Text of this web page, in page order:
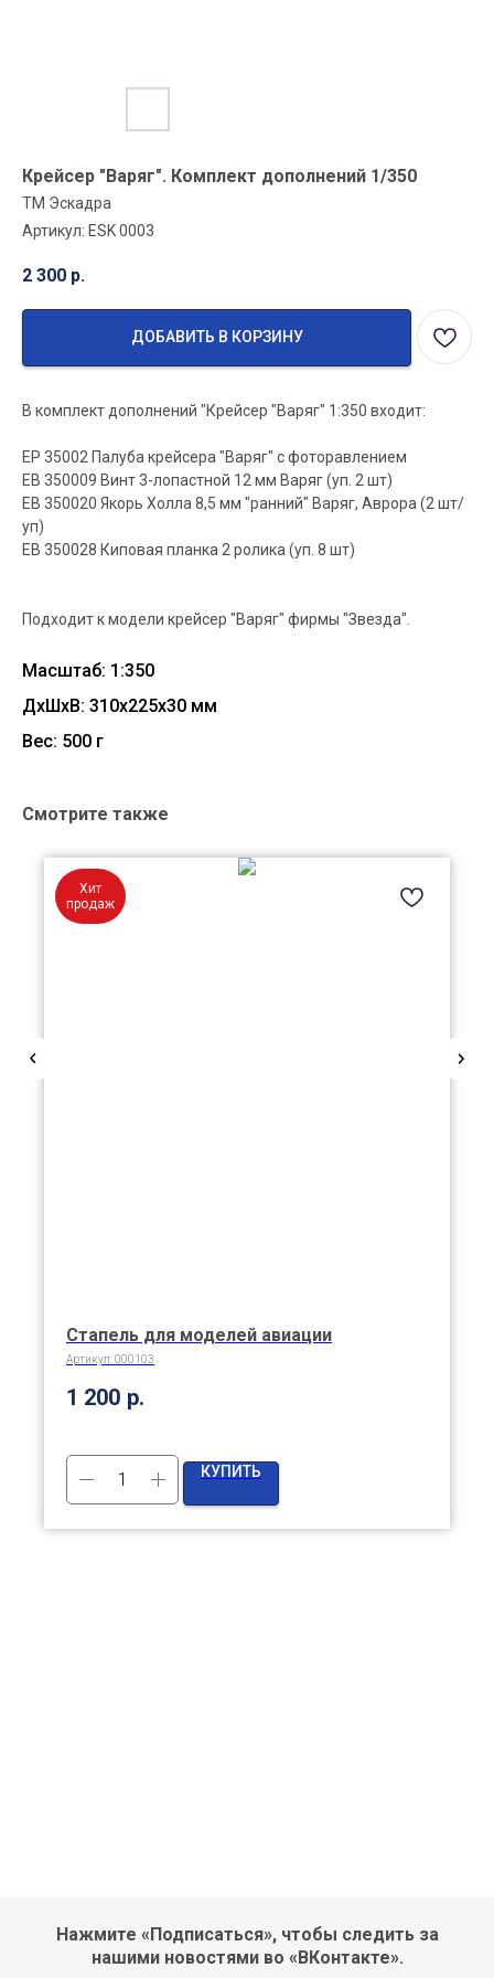
Крейсер "Варяг". Комплект дополнений 1/350
ТМ Эскадра
Артикул: ESK 0003
2 300 р.
ДОБАВИТЬ В КОРЗИНУ
В комплект дополнений "Крейсер "Варяг" 1:350 входит:
EP 35002 Палуба крейсера "Варяг" с фоторавлением
EB 350009 Винт 3-лопастной 12 мм Варяг (уп. 2 шт)
EB 350020 Якорь Холла 8,5 мм "ранний" Варяг, Аврора (2 шт/
уп)
EB 350028 Киповая планка 2 ролика (уп. 8 шт)
Подходит к модели крейсер "Варяг" фирмы "Звезда".
Масштаб: 1:350
ДxШxВ: 310x225x30 мм
Вес: 500 г
Смотрите также
Хит
продаж
Стапель для моделей авиации
Артикул:000103
1 200 р.
КУПИТЬ
Нажмите «Подписаться», чтобы следить за
нашими новостями во «ВКонтакте».